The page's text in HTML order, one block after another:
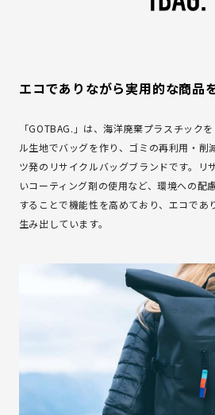
エコでありながら実用的な商品を
「GOTBAG.」は、海洋廃棄プラスチック
ル生地でバッグを作り、ゴミの再利用・削
ツ発のリサイクルバッグブランドです。リ
いコーティング剤の使用など、環境への配
することで機能性を高めており、エコであ
生み出しています。